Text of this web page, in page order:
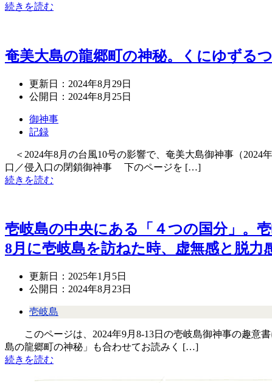
続きを読む
奄美大島の龍郷町の神秘。くにゆずる
更新日： 2024年8月29日
公開日： 2024年8月25日
御神事
記録
＜2024年8月の台風10号の影響で、奄美大島御神事（
口／侵入口の閉鎖御神事 下のページを […]
続きを読む
壱岐島の中央にある「４つの国分」。
8月に壱岐島を訪ねた時、虚無感と脱力
更新日： 2025年1月5日
公開日： 2024年8月23日
壱岐島
このページは、2024年9月8-13日の壱岐島御神事の趣意
島の龍郷町の神秘」も合わせてお読みく […]
続きを読む